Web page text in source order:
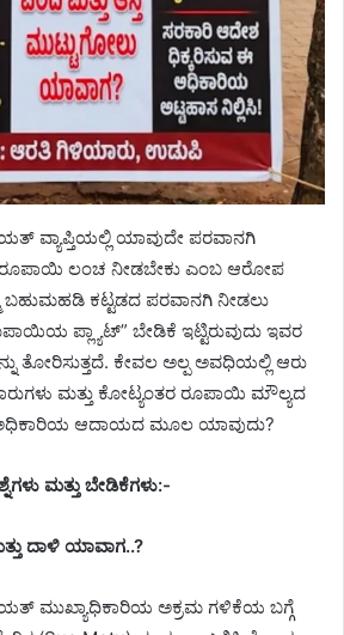
ವ್ಯಾಪ್ತಿಯಲ್ಲಿ ಯಾವುದೇ ಪರವಾನಗಿ
ರೂಪಾಯಿ ಲಂಚ ನೀಡಬೇಕು ಎಂಬ ಆರೋಪ
ಬಹುಮಹಡಿ ಕಟ್ಟಡದ ಪರವಾನಗಿ ನೀಡಲು
ಪ್ಲ್ಯಾಟ್” ಬೇಡಿಕೆ ಇಟ್ಟಿರುವುದು ಇವರ
ತೋರಿಸುತ್ತದೆ. ಕೇವಲ ಅಲ್ಪ ಅವಧಿಯಲ್ಲಿ ಆರು
ಮತ್ತು ಕೋಟ್ಯಂತರ ರೂಪಾಯಿ ಮೌಲ್ಯದ
ಆದಾಯದ ಮೂಲ ಯಾವುದು?
ಮತ್ತು ಬೇಡಿಕೆಗಳು:-
ದಾಳಿ ಯಾವಾಗ..?
ಮುಖ್ಯಾಧಿಕಾರಿಯ ಅಕ್ರಮ ಗಳಿಕೆಯ ಬಗ್ಗೆ